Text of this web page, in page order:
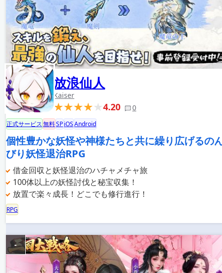
放浪仙人
Kaiser
4.20 0
正式サービス無料SPiOSAndroid
個性豊かな妖怪や神様たちと共に繰り広げるの
びり妖怪退治RPG
借金回収と妖怪退治のハチャメチャ旅
100体以上の妖怪討伐と秘宝収集！
放置で楽々成長！どこでも修行進行！
RPG
-